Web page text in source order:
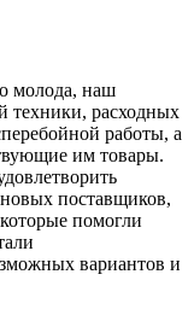
молода, наш
техники, расходных
работы, а
им товары.
поставщиков,
помогли
вариантов и